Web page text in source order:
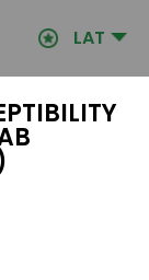
LAT